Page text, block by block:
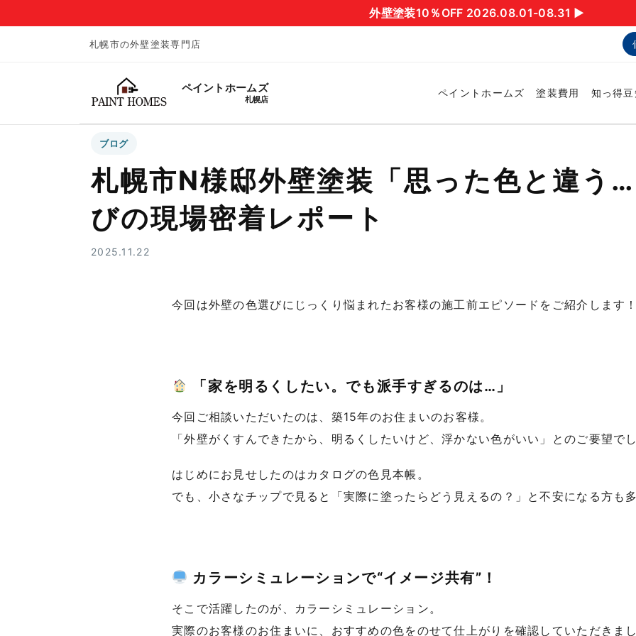
外壁塗装10％OFF 2026.08.01-08.31 ▶︎
札幌市の外壁塗装専門店
ペイントホームズ
札幌店
ペイントホームズ 塗装費用 知っ得
ブログ
札幌市N様邸外壁塗装「思った色と違う
びの現場密着レポート
2025.11.22
今回は外壁の色選びにじっくり悩まれたお客様の施工前エピソードをご紹介します！
「家を明るくしたい。でも派手すぎるのは…」
今回ご相談いただいたのは、築15年のお住まいのお客様。
「外壁がくすんできたから、明るくしたいけど、浮かない色がいい」とのご要望でし
はじめにお見せしたのはカタログの色見本帳。
でも、小さなチップで見ると「実際に塗ったらどう見えるの？」と不安になる方も多
カラーシミュレーションで“イメージ共有”！
そこで活躍したのが、カラーシミュレーション。
実際のお客様のお住まいに、おすすめの色をのせて仕上がりを確認していただきまし